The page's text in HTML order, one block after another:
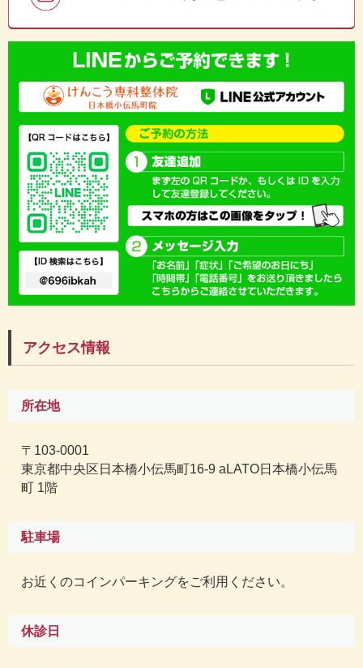
アクセス情報
所在地
〒103-0001
東京都中央区日本橋小伝馬町16-9 aLATO日本橋小伝馬
町 1階
駐車場
お近くのコインパーキングをご利用ください。
休診日